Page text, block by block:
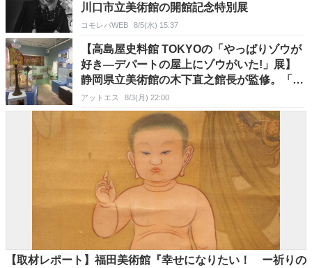
川口市立美術館の開館記念特別展
コモレバWEB 8/5(水) 15:37
【高島屋史料館 TOKYOの「やっぱりゾウが
好き―デパートの屋上にゾウがいた!」展】
静岡県立美術館の木下直之館長が監修。「百
貨店屋上のゾウ」を出発点に日本社会とゾウ
の関わりを考察
アットエス 8/3(月) 22:00
【取材レポート】福田美術館『幸せになりたい！ ー祈りの